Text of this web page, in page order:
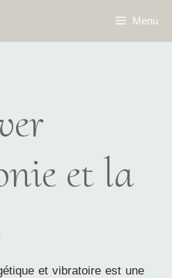
Menu
et la
et vibratoire est une